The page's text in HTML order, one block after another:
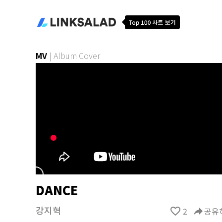
MV | Album Cover
DANCE
강지혁 favorite_border 2 reply공유